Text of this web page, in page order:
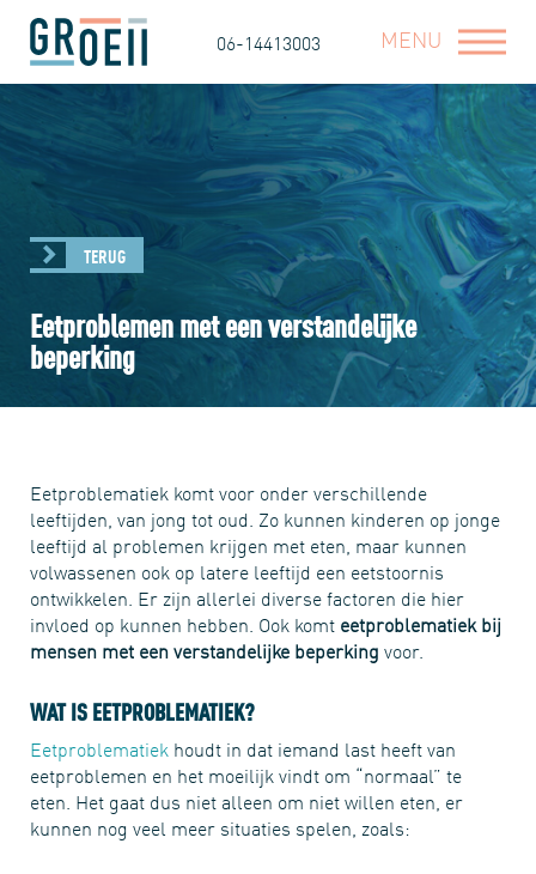
06-14413003 MENU
TERUG
Eetproblemen met een verstandelijke
beperking
Eetproblematiek komt voor onder verschillende
leeftijden, van jong tot oud. Zo kunnen kinderen op jonge
leeftijd al problemen krijgen met eten, maar kunnen
volwassenen ook op latere leeftijd een eetstoornis
ontwikkelen. Er zijn allerlei diverse factoren die hier
invloed op kunnen hebben. Ook komt eetproblematiek bij
mensen met een verstandelijke beperking voor.
WAT IS EETPROBLEMATIEK?
Eetproblematiek houdt in dat iemand last heeft van
eetproblemen en het moeilijk vindt om “normaal” te
eten. Het gaat dus niet alleen om niet willen eten, er
kunnen nog veel meer situaties spelen, zoals: